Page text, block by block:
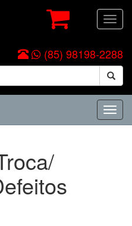
(85) 98198-2288